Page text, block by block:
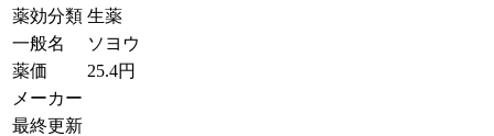
薬効分類 生薬
一般名
ソヨウ
薬価
25.4円
メーカー
最終更新